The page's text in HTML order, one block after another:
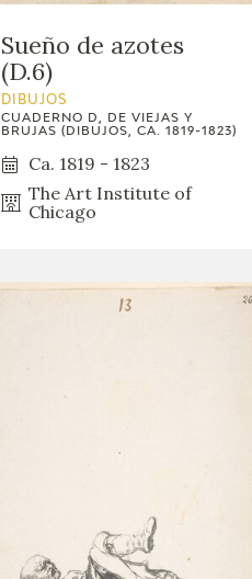
Sueño de azotes
(D.6)
DIBUJOS
CUADERNO D, DE VIEJAS Y
BRUJAS (DIBUJOS, CA. 1819-1823)
Ca. 1819 - 1823
The Art Institute of
Chicago